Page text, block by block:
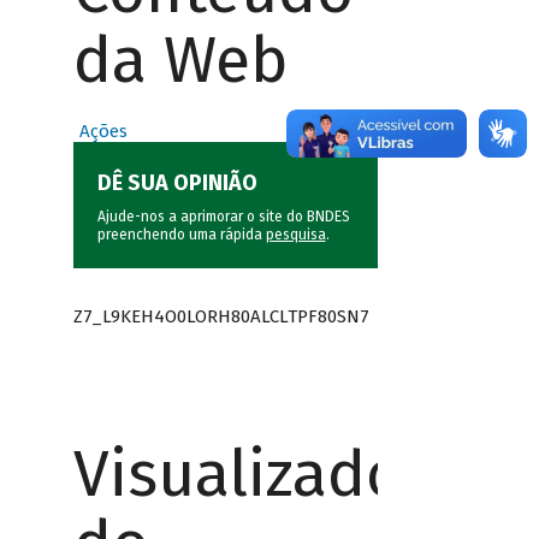
da Web
Ações
DÊ SUA OPINIÃO
Ajude-nos a aprimorar o site do BNDES
preenchendo uma rápida pesquisa.
Z7_L9KEH4O0LORH80ALCLTPF80SN7
Visualizador